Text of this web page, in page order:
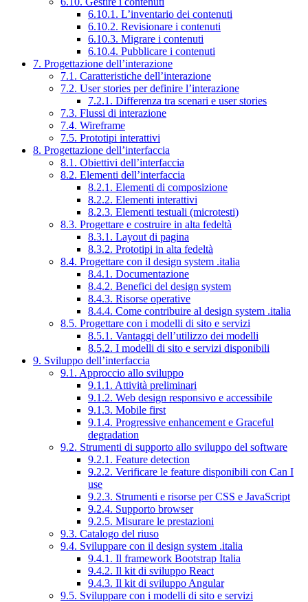
6.10.1. L’inventario dei contenuti
6.10.2. Revisionare i contenuti
6.10.3. Migrare i contenuti
6.10.4. Pubblicare i contenuti
7. Progettazione dell’interazione
7.1. Caratteristiche dell’interazione
7.2. User stories per definire l’interazione
7.2.1. Differenza tra scenari e user stories
7.3. Flussi di interazione
7.4. Wireframe
7.5. Prototipi interattivi
8. Progettazione dell’interfaccia
8.1. Obiettivi dell’interfaccia
8.2. Elementi dell’interfaccia
8.2.1. Elementi di composizione
8.2.2. Elementi interattivi
8.2.3. Elementi testuali (microtesti)
8.3. Progettare e costruire in alta fedeltà
8.3.1. Layout di pagina
8.3.2. Prototipi in alta fedeltà
8.4. Progettare con il design system .italia
8.4.1. Documentazione
8.4.2. Benefici del design system
8.4.3. Risorse operative
8.4.4. Come contribuire al design system .italia
8.5. Progettare con i modelli di sito e servizi
8.5.1. Vantaggi dell’utilizzo dei modelli
8.5.2. I modelli di sito e servizi disponibili
9. Sviluppo dell’interfaccia
9.1. Approccio allo sviluppo
9.1.1. Attività preliminari
9.1.2. Web design responsivo e accessibile
9.1.3. Mobile first
9.1.4. Progressive enhancement e Graceful
degradation
9.2. Strumenti di supporto allo sviluppo del software
9.2.1. Feature detection
9.2.2. Verificare le feature disponibili con Can I
use
9.2.3. Strumenti e risorse per CSS e JavaScript
9.2.4. Supporto browser
9.2.5. Misurare le prestazioni
9.3. Catalogo del riuso
9.4. Sviluppare con il design system .italia
9.4.1. Il framework Bootstrap Italia
9.4.2. Il kit di sviluppo React
9.4.3. Il kit di sviluppo Angular
9.5. Sviluppare con i modelli di sito e servizi